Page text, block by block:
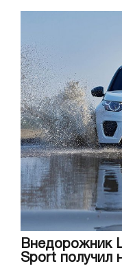
Внедорожник
Sport получил